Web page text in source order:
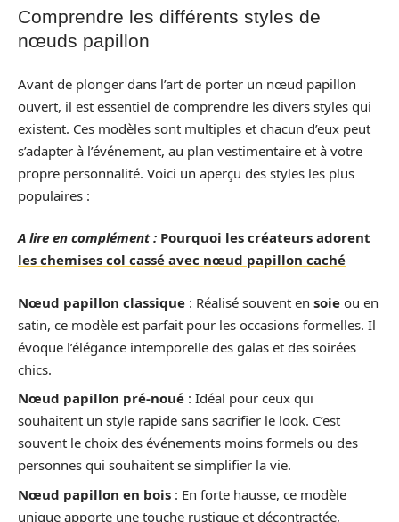
Comprendre les différents styles de
nœuds papillon
Avant de plonger dans l’art de porter un nœud papillon
ouvert, il est essentiel de comprendre les divers styles qui
existent. Ces modèles sont multiples et chacun d’eux peut
s’adapter à l’événement, au plan vestimentaire et à votre
propre personnalité. Voici un aperçu des styles les plus
populaires :
A lire en complément : Pourquoi les créateurs adorent
les chemises col cassé avec nœud papillon caché
Nœud papillon classique : Réalisé souvent en soie ou en
satin, ce modèle est parfait pour les occasions formelles. Il
évoque l’élégance intemporelle des galas et des soirées
chics.
Nœud papillon pré-noué : Idéal pour ceux qui
souhaitent un style rapide sans sacrifier le look. C’est
souvent le choix des événements moins formels ou des
personnes qui souhaitent se simplifier la vie.
Nœud papillon en bois : En forte hausse, ce modèle
unique apporte une touche rustique et décontractée,